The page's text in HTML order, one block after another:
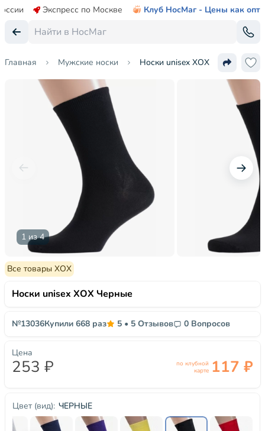
Экспресс по Москве Клуб НосМаг - Цены как опт
Главная Мужские носки Носки unisex ХОХ
1 из 4
Все товары ХОХ
Носки unisex ХОХ Черные
№13036Купили 668 раз 5 • 5 Отзывов 0 Вопросов
Цвет (вид): ЧЕРНЫЕ
Цена
253 ₽
по клубной
карте 117 ₽